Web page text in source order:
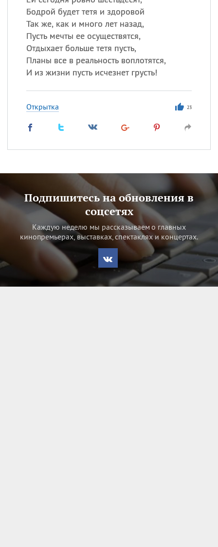
Бодрой будет тетя и здоровой
Так же, как и много лет назад,
Пусть мечты ее осуществятся,
Отдыхает больше тетя пусть,
Планы все в реальность воплотятся,
И из жизни пусть исчезнет грусть!
Открытка 23
Подпишитесь на обновления в
соцсетях
Каждую неделю мы рассказываем о главных
кинопремьерах, выставках, спектаклях и концертах.